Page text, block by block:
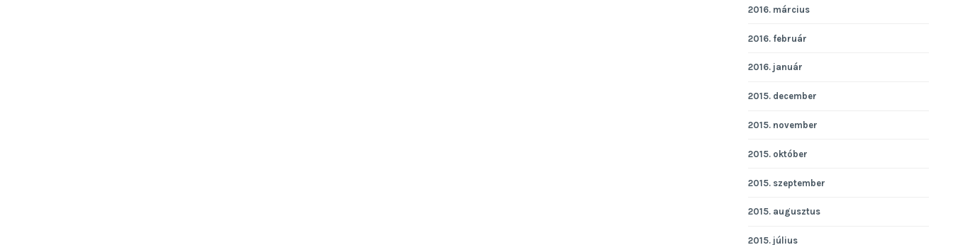
2016. március
2016. február
2016. január
2015. december
2015. november
2015. október
2015. szeptember
2015. augusztus
2015. július